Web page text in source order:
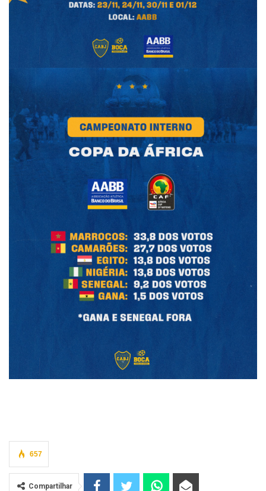
657
Compartilhar